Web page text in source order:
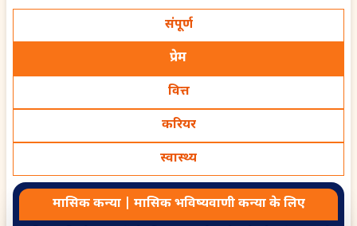
for me
संपूर्ण
प्रेम
वित्त
करियर
स्वास्थ्य
मासिक कन्या| मासिकभविष्यवाणीकन्याके लिए